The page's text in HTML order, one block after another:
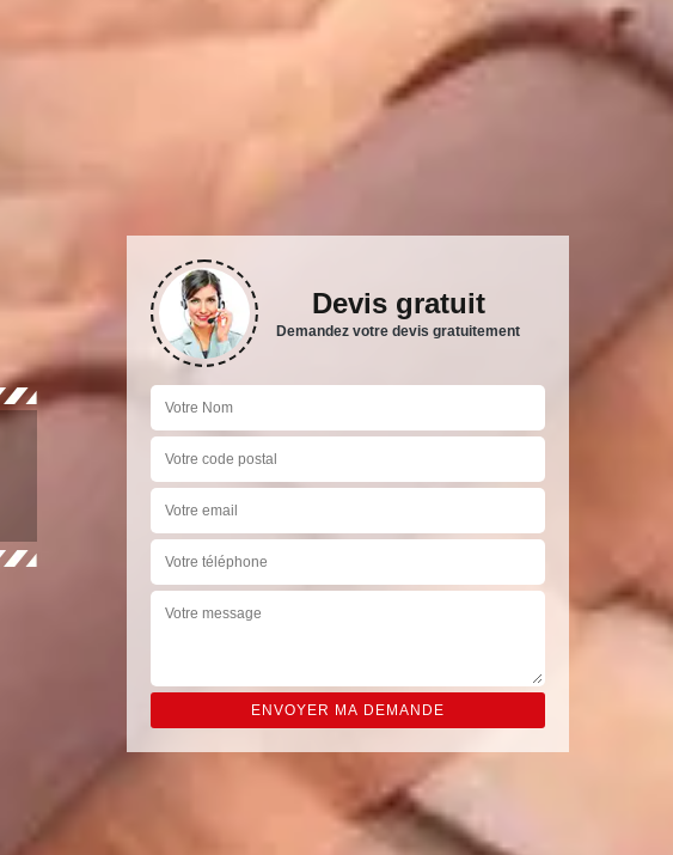
Devis gratuit
Demandez votre devis gratuitement